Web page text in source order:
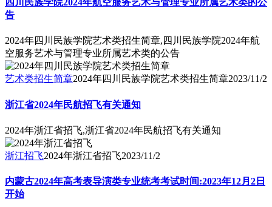
四川民族学院2024年航空服务艺术与管理专业所属艺术类的公
告
2024年四川民族学院艺术类招生简章,四川民族学院2024年航
空服务艺术与管理专业所属艺术类的公告
艺术类招生简章2024年四川民族学院艺术类招生简章2023/11/2
浙江省2024年民航招飞有关通知
2024年浙江省招飞,浙江省2024年民航招飞有关通知
浙江招飞2024年浙江省招飞2023/11/2
内蒙古2024年高考表导演类专业统考考试时间:2023年12月2日
开始